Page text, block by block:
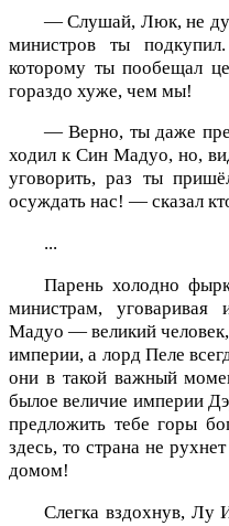
— Слушай, Люк, не
министров ты
которому ты пообещал
гораздо хуже, чем мы!
— Верно, ты даже
ходил к Син Мадуо, но,
уговорить, раз ты
осуждать нас! — сказал
...
Парень холодно
министрам,
Мадуо — великий человек,
империи, а лорд Пеле
они в такой важный
былое величие империи
предложить тебе горы
здесь, то страна не
домом!
Слегка вздохнув, Лу